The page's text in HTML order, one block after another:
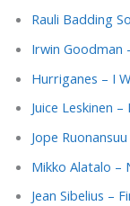
Rauli Badding
Irwin Goodman
Hurriganes – I
Juice Leskinen
Jope
Mikko Alatalo –
Jean Sibelius –